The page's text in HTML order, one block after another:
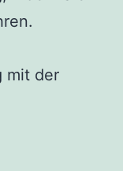
mit der